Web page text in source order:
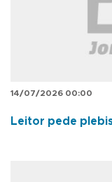
14/07/2026 00:00
Leitor pede